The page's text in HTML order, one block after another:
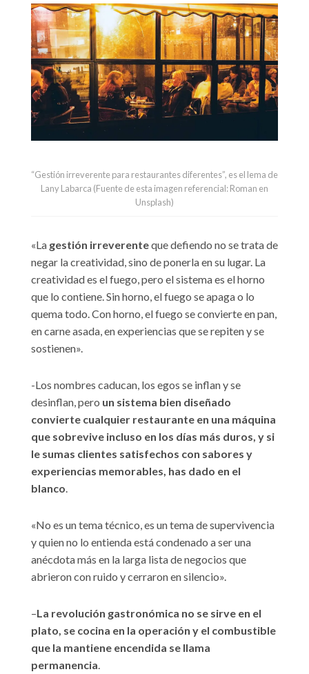
“Gestión irreverente para restaurantes diferentes”, es el lema de
Lany Labarca (Fuente de esta imagen referencial: Roman en
Unsplash)
«La gestión irreverenteque defiendo no se trata de
negar la creatividad, sino de ponerla en su lugar. La
creatividad es el fuego, pero el sistema es el horno
que lo contiene. Sin horno, el fuego se apaga o lo
quema todo. Con horno, el fuego se convierte en pan,
en carne asada, en experiencias que se repiten y se
sostienen».
-Los nombres caducan, los egos se inflan y se
desinflan, pero un sistema bien diseñado
convierte cualquier restaurante en una máquina
que sobrevive incluso en los días más duros, y si
le sumas clientes satisfechos con sabores y
experiencias memorables, has dado en el
blanco.
«No es un tema técnico, es un tema de supervivencia
y quien no lo entienda está condenado a ser una
anécdota más en la larga lista de negocios que
abrieron con ruido y cerraron en silencio».
–La revolución gastronómica no se sirve en el
plato, se cocina en la operación y el combustible
que la mantiene encendida se llama
permanencia.